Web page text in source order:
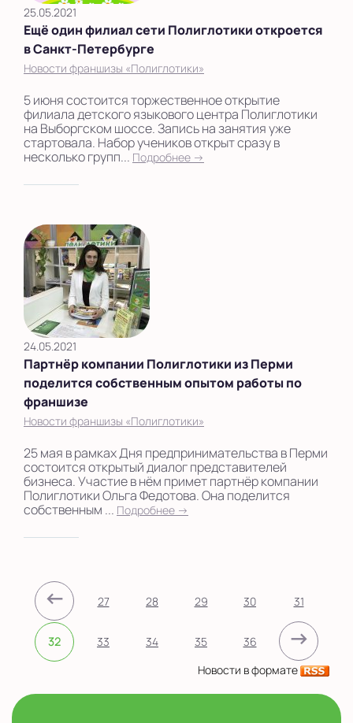
25.05.2021
Ещё один филиал сети Полиглотики откроется
в Санкт-Петербурге
Новости франшизы «Полиглотики»
5 июня состоится торжественное открытие
филиала детского языкового центра Полиглотики
на Выборгском шоссе. Запись на занятия уже
стартовала. Набор учеников открыт сразу в
несколько групп... Подробнее →
24.05.2021
Партнёр компании Полиглотики из Перми
поделится собственным опытом работы по
франшизе
Новости франшизы «Полиглотики»
25 мая в рамках Дня предпринимательства в Перми
состоится открытый диалог представителей
бизнеса. Участие в нём примет партнёр компании
Полиглотики Ольга Федотова. Она поделится
собственным ... Подробнее →
← 27 28 29 30 31
32 33 34 35 36 →
Новости в формате